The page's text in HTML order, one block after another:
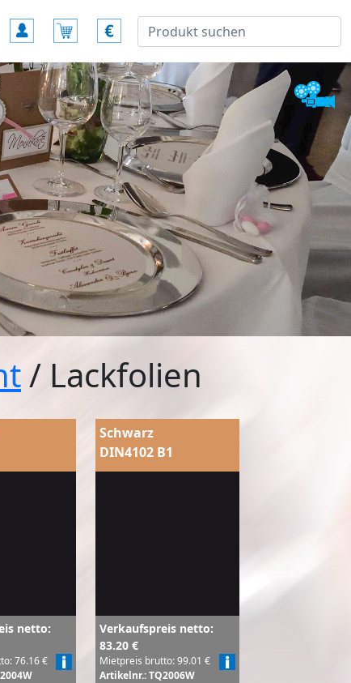
/ Lackfolien
netto:
76.16 €
Schwarz
DIN4102 B1
Verkaufspreis netto:
83.20 €
Mietpreis brutto: 99.01 €
Artikelnr.: TQ2006W